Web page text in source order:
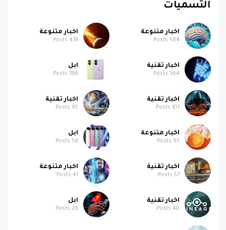
التسميات
اخبار متنوعة
584
اخبار متنوعة
474
اخبار تقنية
364
ابل
186
اخبار تقنية
101
اخبار تقنية
95
اخبار متنوعة
95
ابل
58
اخبار تقنية
57
اخبار متنوعة
41
اخبار تقنية
40
ابل
26